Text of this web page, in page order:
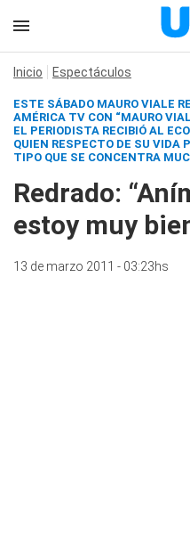
Inicio Espectáculos
ESTE SÁBADO MAURO VIALE
AMÉRICA TV CON “MAURO
EL PERIODISTA RECIBIÓ AL
QUIEN RESPECTO DE SU VIDA
TIPO QUE SE CONCENTRA
Redrado:
estoy muy
13 de marzo 2011 - 03:23hs